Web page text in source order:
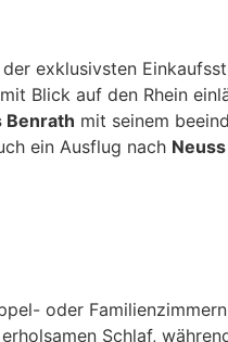
exklusivsten
Blick auf den Rhein
Benrath mit seinem
ein Ausflug nach Neuss
oder
Schlaf,